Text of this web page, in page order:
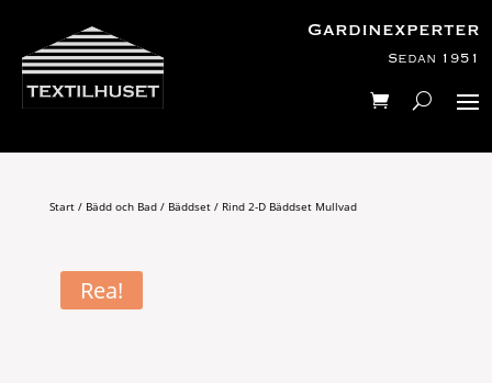
Gardinexperter
Sedan 1951
Start/ Bädd och Bad/ Bäddset/ Rind 2-D Bäddset Mullvad
Rea!